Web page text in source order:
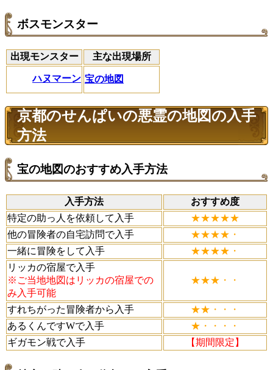
ボスモンスター
出現モンスター 主な出現場所
ハヌマーン 宝の地図
京都のせんぱいの悪霊の地図の入手
方法
宝の地図のおすすめ入手方法
入手方法
おすすめ度
特定の助っ人を依頼して入手
★★★★★
他の冒険者の自宅訪問で入手
★★★★・
一緒に冒険をして入手
★★★★・
リッカの宿屋で入手
※ご当地地図はリッカの宿屋での
み入手可能
★★★・・
すれちがった冒険者から入手
★★・・・
あるくんですWで入手
★・・・・
ギガモン戦で入手
【期間限定】